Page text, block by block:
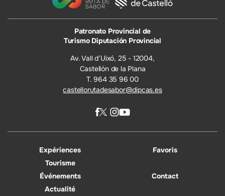
Patronato Provincial de
Turismo Diputación Provincial
Av. Vall d’Uixó, 25 - 12004,
Castellón de la Plana
T. 964 35 96 00
castellorutadesabor@dipcas.es
Expériences
Tourisme
Événements
Actualité
Favoris
Contact